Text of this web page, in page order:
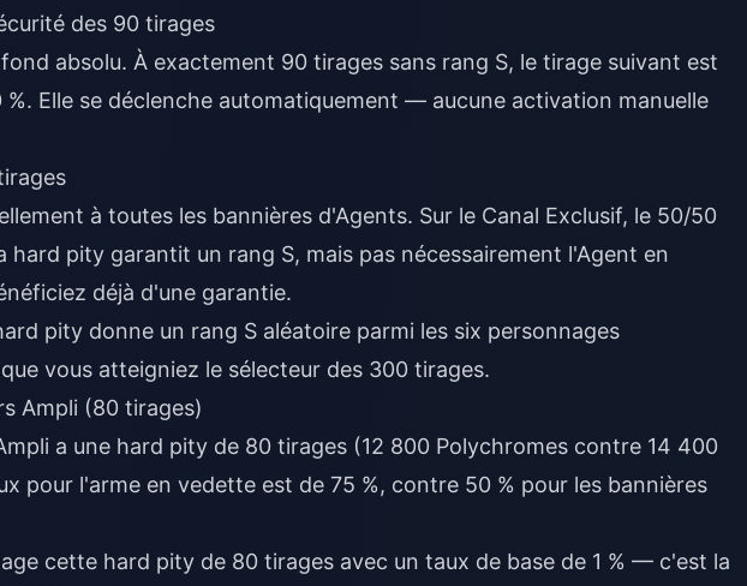
des 90 tirages
absolu. À exactement 90 tirages sans rang S, le tirage suivant est
%. Elle se déclenche automatiquement — aucune activation manuelle
à toutes les bannières d'Agents. Sur le Canal Exclusif, le 50/50
pity garantit un rang S, mais pas nécessairement l'Agent en
déjà d'une garantie.
pity donne un rang S aléatoire parmi les six personnages
vous atteigniez le sélecteur des 300 tirages.
Ampli (80 tirages)
a une hard pity de 80 tirages (12 800 Polychromes contre 14 400
pour l'arme en vedette est de 75 %, contre 50 % pour les bannières
cette hard pity de 80 tirages avec un taux de base de 1 % — c'est la